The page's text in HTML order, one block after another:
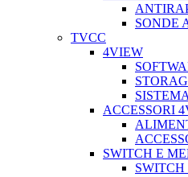
SONDE
TVCC
4VIEW
ACCESSORI
SWITCH E
SWITCH